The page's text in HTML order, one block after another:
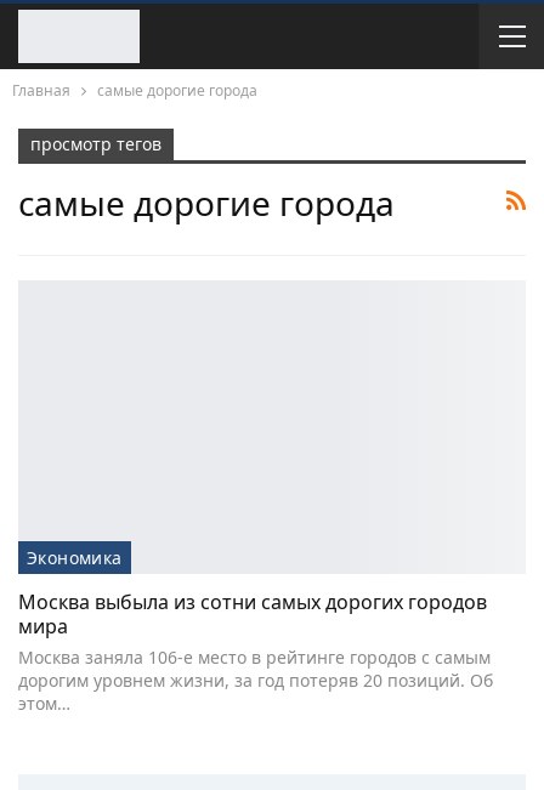
Главная самые дорогие города
просмотр тегов
самые дорогие города
Экономика
Москва выбыла из сотни самых дорогих городов
мира
Москва заняла 106-е место в рейтинге городов с самым
дорогим уровнем жизни, за год потеряв 20 позиций. Об
этом…